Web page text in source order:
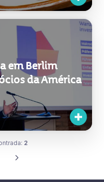
em Berlim
da América
2